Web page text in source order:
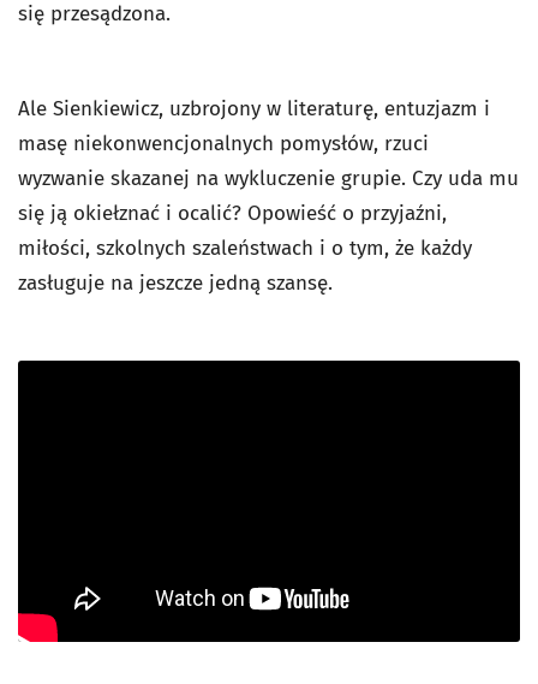
się przesądzona.
Ale Sienkiewicz, uzbrojony w literaturę, entuzjazm i
masę niekonwencjonalnych pomysłów, rzuci
wyzwanie skazanej na wykluczenie grupie. Czy uda mu
się ją okiełznać i ocalić? Opowieść o przyjaźni,
miłości, szkolnych szaleństwach i o tym, że każdy
zasługuje na jeszcze jedną szansę.